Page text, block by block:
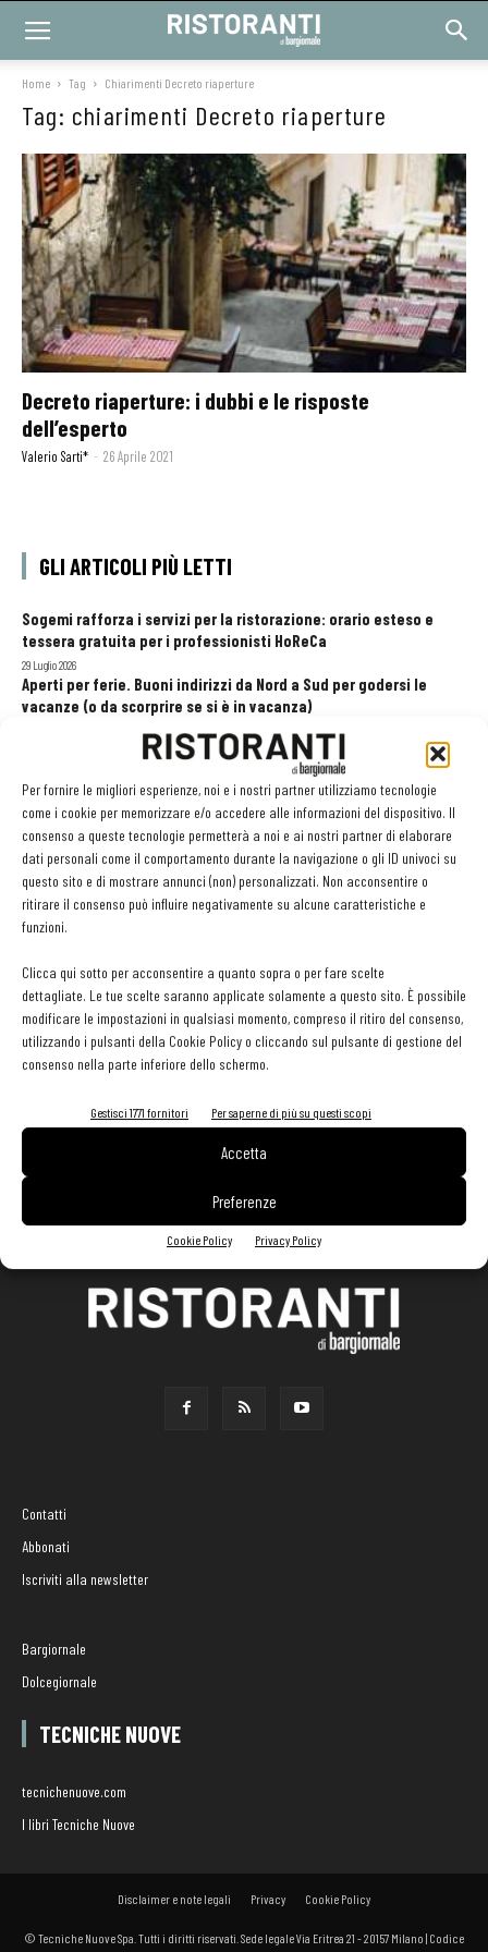
Per fornire le migliori esperienze, noi e i nostri partner utilizziamo tecnologie
come i cookie per memorizzare e/o accedere alle informazioni del dispositivo. Il
consenso a queste tecnologie permetterà a noi e ai nostri partner di elaborare
dati personali come il comportamento durante la navigazione o gli ID univoci su
questo sito e di mostrare annunci (non) personalizzati. Non acconsentire o
ritirare il consenso può influire negativamente su alcune caratteristiche e
funzioni.
Clicca qui sotto per acconsentire a quanto sopra o per fare scelte
dettagliate. Le tue scelte saranno applicate solamente a questo sito. È possibile
modificare le impostazioni in qualsiasi momento, compreso il ritiro del consenso,
utilizzando i pulsanti della Cookie Policy o cliccando sul pulsante di gestione del
consenso nella parte inferiore dello schermo.
Gestisci 1771 fornitori Per saperne di più su questi scopi
Accetta
Preferenze
Cookie Policy Privacy Policy
Home Tag Chiarimenti Decreto riaperture
Tag: chiarimenti Decreto riaperture
Decreto riaperture: i dubbi e le risposte
dell’esperto
Valerio Sarti* - 26 Aprile 2021
GLI ARTICOLI PIÙ LETTI
Sogemi rafforza i servizi per la ristorazione: orario esteso e
tessera gratuita per i professionisti HoReCa
29 Luglio 2026
Aperti per ferie. Buoni indirizzi da Nord a Sud per godersi le
vacanze (o da scorprire se si è in vacanza)
Recensioni online, Fipe e le associazioni del turismo chiedono
modifiche alle Linee Guida dell’Antitrust
20 Luglio 2026
EDICOLA WEB
Contatti
Abbonati
Iscriviti alla newsletter
Bargiornale
Dolcegiornale
TECNICHE NUOVE
tecnichenuove.com
I libri Tecniche Nuove
Disclaimer e note legali Privacy Cookie Policy
© Tecniche Nuove Spa. Tutti i diritti riservati. Sede legale Via Eritrea 21 - 20157 Milano | Codice